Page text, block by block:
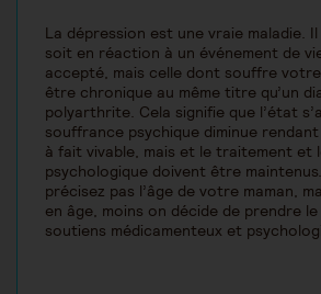
La dépression est une vraie maladie. Il
soit en réaction à un événement de
accepté, mais celle dont souffre votre
être chronique au même titre qu’un
polyarthrite. Cela signifie que l’état
souffrance psychique diminue
à fait vivable, mais et le traitement et
psychologique doivent être
précisez pas l’âge de votre maman,
en âge, moins on décide de prendre
soutiens médicamenteux et